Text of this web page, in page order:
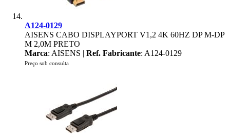
A124-0129
AISENS CABO DISPLAYPORT V1,2 4K 60HZ DP M-DP
M 2,0M PRETO
Marca: AISENS | Ref. Fabricante: A124-0129
Preço sob consulta